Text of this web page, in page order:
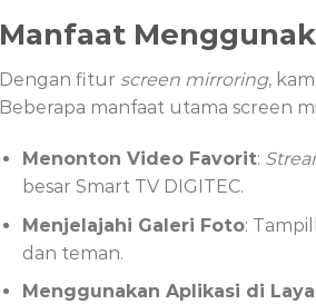
Manfaat
Dengan fitur screen mirroring,
Beberapa manfaat utama screen
Menonton Video Favorit:
besar Smart TV DIGITEC.
Menjelajahi Galeri Foto:
dan teman.
Menggunakan Aplikasi di